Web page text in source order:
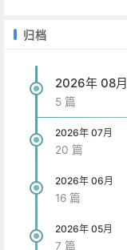
归档
2026年 08月
5 篇
2026年 07月
20 篇
2026年 06月
16 篇
2026年 05月
7 篇